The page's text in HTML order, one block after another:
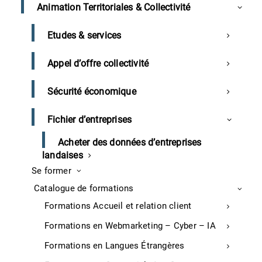
Animation Territoriales & Collectivité
Etudes & services
Appel d’offre collectivité
Sécurité économique
Fichier d’entreprises
Acheter des données d’entreprises
landaises
Se former
Catalogue de formations
Formations Accueil et relation client
Formations en Webmarketing – Cyber – IA
Formations en Langues Étrangères
ullamcorper at ultricies metus viverra. Pellentesque arcu mauris,
malesuada quis ornare accumsan, blandit sed diam. Nulla quam
velit, vulputate eu pharetra nec, mattis ac neque.
Lorem ipsum dolor sit amet, consectetur adipiscing elit. Nulla
quam velit, vulputate eu pharetra nec, mattis ac neque. Duis
vulputate commodo lectus, ac blandit elit tincidunt id. Sed
rhoncus, tortor sed eleifend tristique, tortor mauris molestie elit,
et lacinia ipsum quam nec dui. Quisque nec mauris sit amet elit
iaculis pretium sit amet quis magna. Aenean velit odio,
elementum in tempus ut, vehicula eu diam. Pellentesque rhoncus
aliquam mattis. Ut vulputate eros sed felis sodales nec vulputate
euismod sit amet. Quisque laoreet sem sit amet orci
ullamcorper at ultricies metus viverra. Pellentesque arcu mauris,
velit, vulputate eu pharetra nec, mattis ac neque.